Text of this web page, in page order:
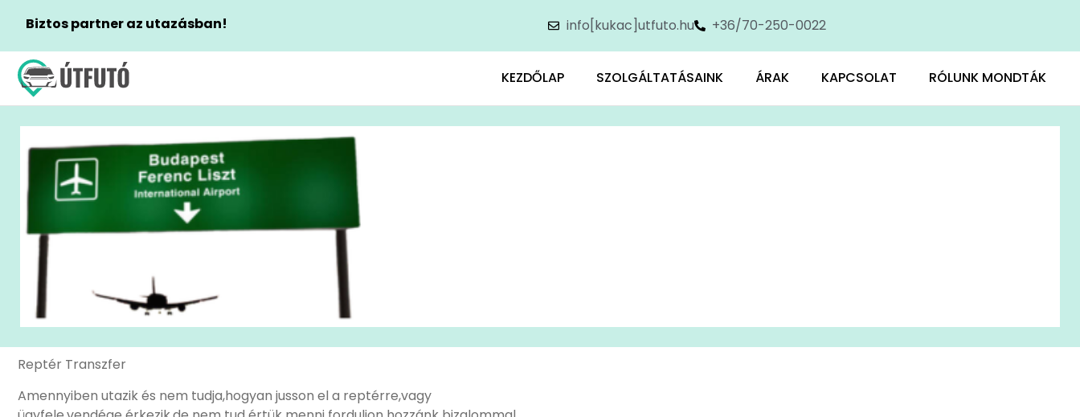
Biztos partner az utazásban! info[kukac]utfuto.hu +36/70-250-0022
KEZDŐLAP SZOLGÁLTATÁSAINK ÁRAK KAPCSOLAT RÓLUNK MONDTÁK
Reptér
Reptér Transzfer
Amennyiben utazik és nem tudja,hogyan jusson el a reptérre,vagy